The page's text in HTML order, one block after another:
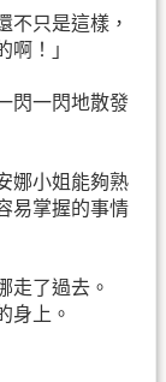
不只是這樣，
！」
閃一閃地散發
娜小姐能夠熟
易掌握的事情
走了過去。
身上。